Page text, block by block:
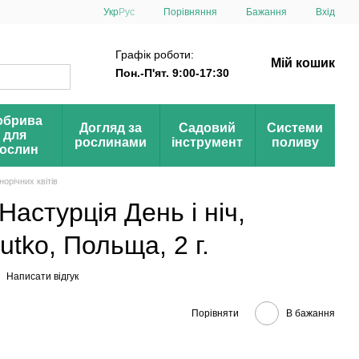
УкрРус Порівняння Бажання Вхід
Графік роботи:
Пон.-П'ят. 9:00-17:30
Мій кошик
для
Догляд за
рослинами
Садовий
інструмент
Системи
поливу
квітів
День і ніч,
Польща, 2 г.
Написати відгук
Порівняти В бажання